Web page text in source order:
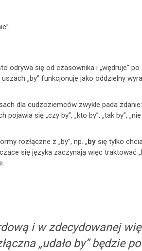
odrywa się od czasownika i „wędruje” po
„by” funkcjonuje jako oddzielny
dla cudzoziemców zwykle pada zdanie:
się „czy by”, „kto by”, „tak by”,
rozłączne z „by”, np. „by się tylko
się języka zaczynają więc traktować
i w zdecydowanej
„udało by” będzie